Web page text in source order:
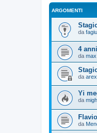
ARGOMENTI
da fagiu
4
da max
da
Yi
da
da